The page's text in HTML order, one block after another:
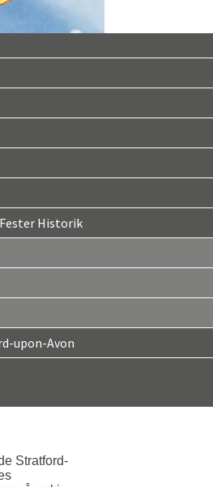
Historik
upon-Avon
Stratford-